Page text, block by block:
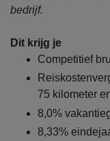
bedrijf.
Dit krijg je
Competitief
75 kilometer
8,0%
8,33%